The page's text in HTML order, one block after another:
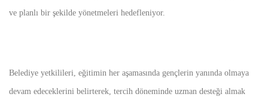
ve planlı bir şekilde yönetmeleri hedefleniyor.
Belediye yetkilileri, eğitimin her aşamasında gençlerin yanında olmaya
devam edeceklerini belirterek, tercih döneminde uzman desteği almak